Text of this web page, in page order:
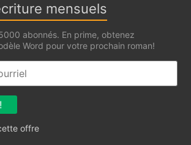
mensuels
abonnés. En prime, obtenez
Word pour votre prochain roman!
offre